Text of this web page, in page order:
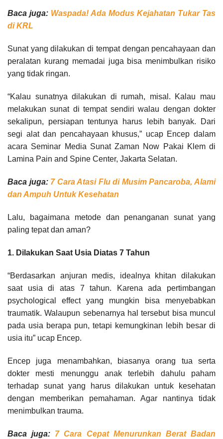
Baca juga: Waspada! Ada Modus Kejahatan Tukar Tas
di KRL
Sunat yang dilakukan di tempat dengan pencahayaan dan
peralatan kurang memadai juga bisa menimbulkan risiko
yang tidak ringan.
“Kalau sunatnya dilakukan di rumah, misal. Kalau mau
melakukan sunat di tempat sendiri walau dengan dokter
sekalipun, persiapan tentunya harus lebih banyak. Dari
segi alat dan pencahayaan khusus,” ucap Encep dalam
acara Seminar Media Sunat Zaman Now Pakai Klem di
Lamina Pain and Spine Center, Jakarta Selatan.
Baca juga: 7 Cara Atasi Flu di Musim Pancaroba, Alami
dan Ampuh Untuk Kesehatan
Lalu, bagaimana metode dan penanganan sunat yang
paling tepat dan aman?
1. Dilakukan Saat Usia Diatas 7 Tahun
“Berdasarkan anjuran medis, idealnya khitan dilakukan
saat usia di atas 7 tahun. Karena ada pertimbangan
psychological effect yang mungkin bisa menyebabkan
traumatik. Walaupun sebenarnya hal tersebut bisa muncul
pada usia berapa pun, tetapi kemungkinan lebih besar di
usia itu” ucap Encep.
Encep juga menambahkan, biasanya orang tua serta
dokter mesti menunggu anak terlebih dahulu paham
terhadap sunat yang harus dilakukan untuk kesehatan
dengan memberikan pemahaman. Agar nantinya tidak
menimbulkan trauma.
Baca juga: 7 Cara Cepat Menurunkan Berat Badan